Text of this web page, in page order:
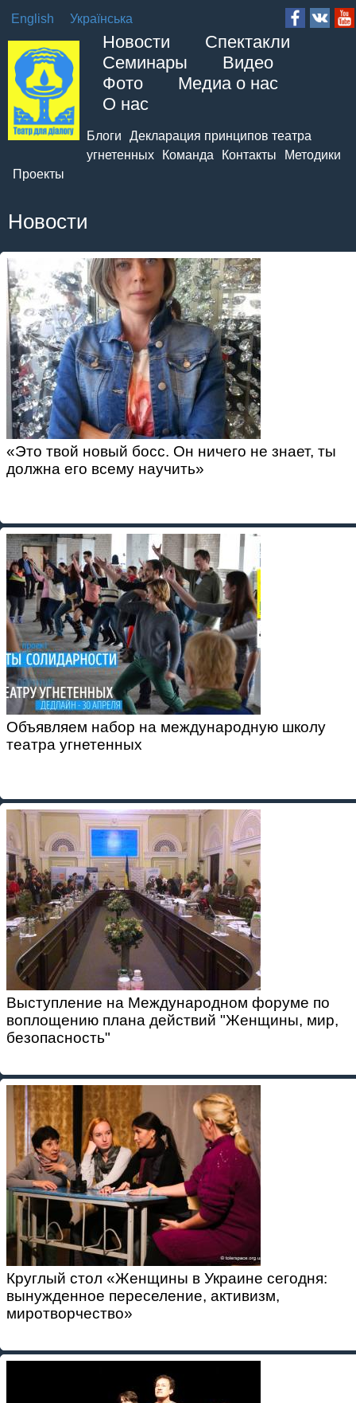
Новости
Спектакли
Семинары
Видео
Фото
Медиа о нас
О нас
Блоги
Декларация принципов театра
угнетенных
Команда Контакты
Методики
Проекты
English Українська
Новости
«Это твой новый босс. Он ничего не знает, ты
должна его всему научить»
Объявляем набор на международную школу
театра угнетенных
Выступление на Международном форуме по
воплощению плана действий "Женщины, мир,
безопасность"
Круглый стол «Женщины в Украине сегодня:
вынужденное переселение, активизм,
миротворчество»